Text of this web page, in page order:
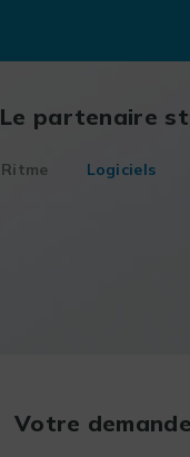
Le partenaire
Ritme Logiciels
Votre demande